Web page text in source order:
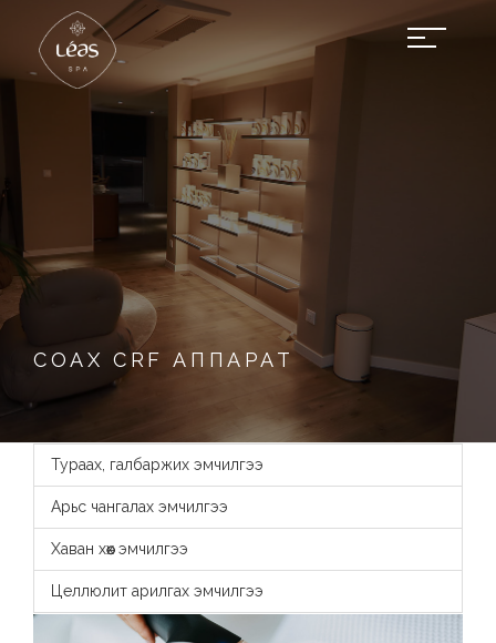
COAX CRF АППАРАТ
Тураах, галбаржих эмчилгээ
Арьс чангалах эмчилгээ
Хаван хөөх эмчилгээ
Целлюлит арилгах эмчилгээ